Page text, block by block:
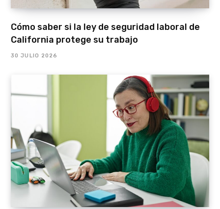
Cómo saber si la ley de seguridad laboral de
California protege su trabajo
30 JULIO 2026